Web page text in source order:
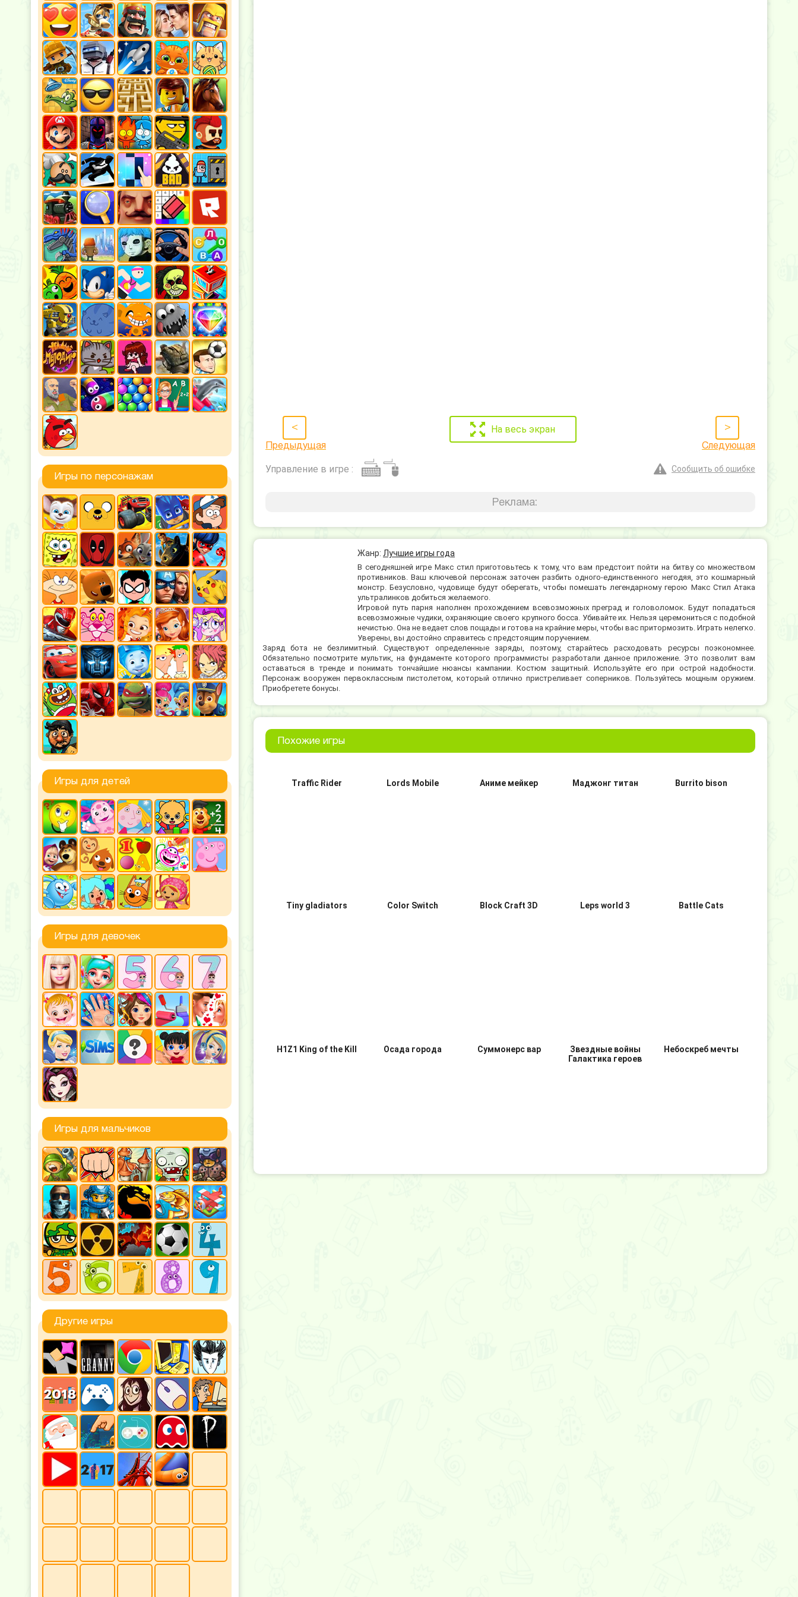
Игры по персонажам
Игры для детей
Игры для девочек
Игры для мальчиков
Другие игры
<
Предыдущая
На весь экран >
Следующая
Управление в игре : Сообщить об ошибке
Реклама:
Жанр: Лучшие игры года
В сегодняшней игре Макс стил приготовьтесь к тому, что вам предстоит пойти на битву со множеством
противников. Ваш ключевой персонаж заточен разбить одного-единственного негодяя, это кошмарный
монстр. Безусловно, чудовище будут оберегать, чтобы помешать легендарному герою Макс Стил Атака
ультралинков добиться желаемого.
Игровой путь парня наполнен прохождением всевозможных преград и головоломок. Будут попадаться
всевозможные чудики, охраняющие своего крупного босса. Убивайте их. Нельзя церемониться с подобной
нечистью. Она не ведает слов пощады и готова на крайние меры, чтобы вас притормозить. Играть нелегко.
Уверены, вы достойно справитесь с предстоящим поручением.
Заряд бота не безлимитный. Существуют определенные заряды, поэтому, старайтесь расходовать ресурсы поэкономнее.
Обязательно посмотрите мультик, на фундаменте которого программисты разработали данное приложение. Это позволит вам
оставаться в тренде и понимать тончайшие нюансы кампании. Костюм защитный. Используйте его при острой надобности.
Персонаж вооружен первоклассным пистолетом, который отлично пристреливает соперников. Пользуйтесь мощным оружием.
Приобретете бонусы.
Похожие игры
Traffic Rider Lords Mobile Аниме мейкер Маджонг титан Burrito bison
Tiny gladiators Color Switch Block Craft 3D Leps world 3 Battle Cats
H1Z1 King of the Kill Осада города Суммонерс вар
Звездные войны
Галактика героев
Небоскреб мечты